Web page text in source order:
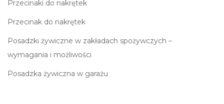
Przecinaki do nakrętek
Przecinak do nakrętek
Posadzki żywiczne w zakładach spożywczych –
wymagania i możliwości
Posadzka żywiczna w garażu